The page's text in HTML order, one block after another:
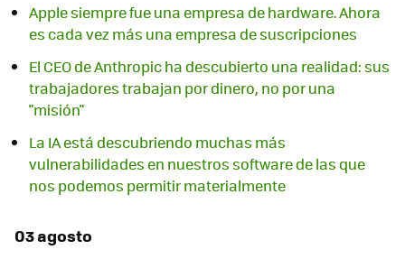
Apple siempre fue una empresa de hardware. Ahora
es cada vez más una empresa de suscripciones
El CEO de Anthropic ha descubierto una realidad: sus
trabajadores trabajan por dinero, no por una
"misión"
La IA está descubriendo muchas más
vulnerabilidades en nuestros software de las que
nos podemos permitir materialmente
03 agosto